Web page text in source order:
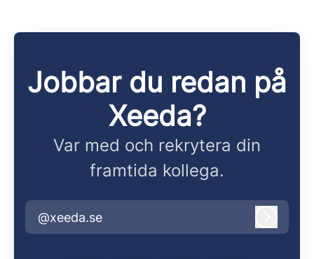
Jobbar du redan på
Xeeda?
Var med och rekrytera din
framtida kollega.
@xeeda.se